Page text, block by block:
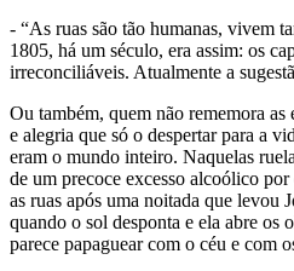
- “As ruas são tão humanas, vivem
1805, há um século, era assim: os
irreconciliáveis. Atualmente a
Ou também, quem não rememora
e alegria que só o despertar para a
eram o mundo inteiro. Naquelas
de um precoce excesso alcoólico
as ruas após uma noitada que levou
quando o sol desponta e ela abre os
parece papaguear com o céu e com